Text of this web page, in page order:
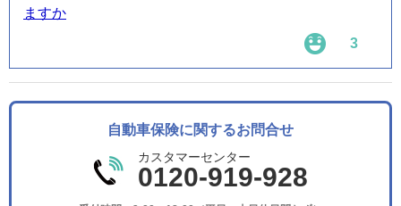
ますか
3
自動車保険に関するお問合せ
カスタマーセンター
0120-919-928